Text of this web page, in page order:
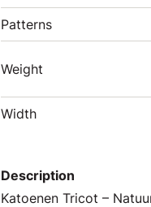
Patterns
Weight
Width
Description
Katoenen Tricot –